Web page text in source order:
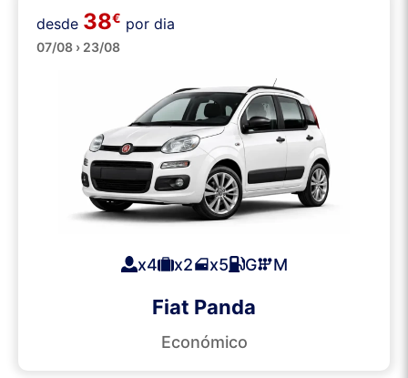
Pequenos
desde 38€ por dia
07/08 › 23/08
x4 x2 x5 G M
Fiat Panda
Económico